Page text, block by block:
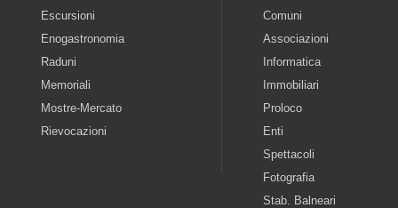
Escursioni
Enogastronomia
Raduni
Memoriali
Mostre-Mercato
Rievocazioni
Comuni
Associazioni
Informatica
Immobiliari
Proloco
Enti
Spettacoli
Fotografia
Stab. Balneari